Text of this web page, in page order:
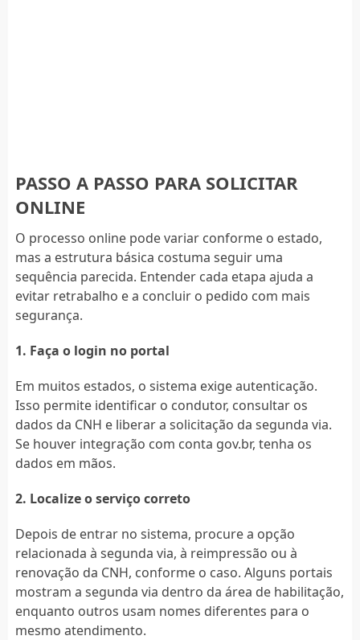
PASSO A PASSO PARA SOLICITAR
ONLINE
O processo online pode variar conforme o estado,
mas a estrutura básica costuma seguir uma
sequência parecida. Entender cada etapa ajuda a
evitar retrabalho e a concluir o pedido com mais
segurança.
1. Faça o login no portal
Em muitos estados, o sistema exige autenticação.
Isso permite identificar o condutor, consultar os
dados da CNH e liberar a solicitação da segunda via.
Se houver integração com conta gov.br, tenha os
dados em mãos.
2. Localize o serviço correto
Depois de entrar no sistema, procure a opção
relacionada à segunda via, à reimpressão ou à
renovação da CNH, conforme o caso. Alguns portais
mostram a segunda via dentro da área de habilitação,
enquanto outros usam nomes diferentes para o
mesmo atendimento.